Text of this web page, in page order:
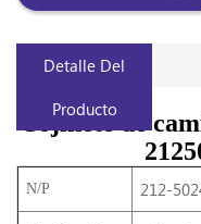
Detalle Del
Producto
Cojinete de
N/P 212-